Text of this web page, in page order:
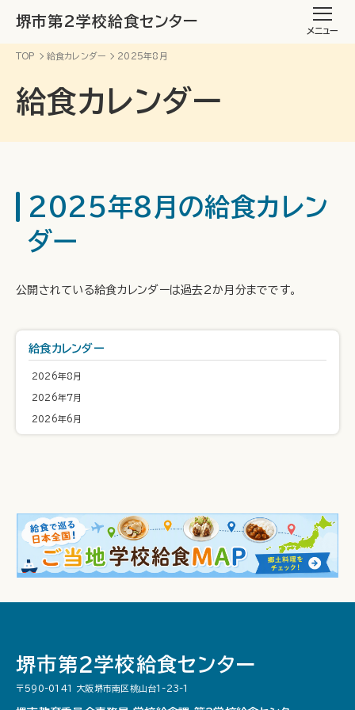
堺市第2学校給食センター
メニュー
TOP 給食カレンダー 2025年8月
給食カレンダー
2025年8月の給食カレン
ダー
公開されている給食カレンダーは過去2か月分までです。
給食カレンダー
2026年8月
2026年7月
2026年6月
堺市第２学校給食センター
〒590-0141 大阪堺市南区桃山台1-23-1